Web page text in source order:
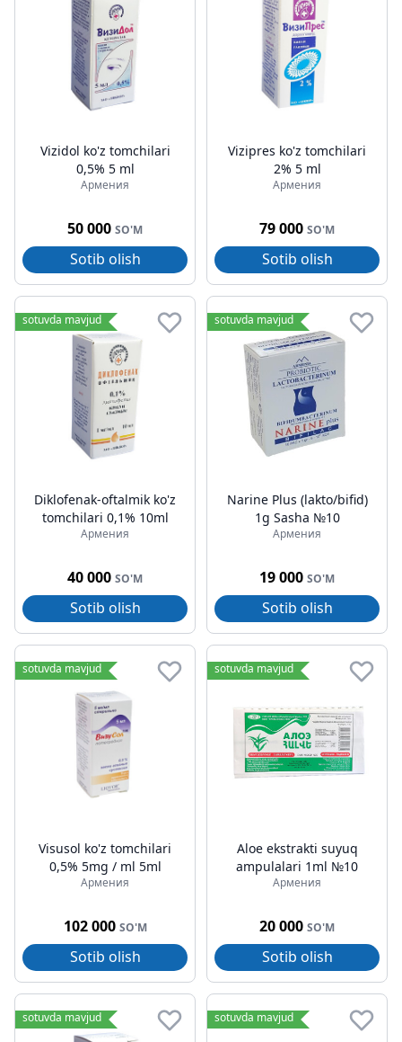
Vizidol ko'z tomchilari
0,5% 5 ml
Армения
50 000 SO'M
Sotib olish
Vizipres ko'z tomchilari
2% 5 ml
Армения
79 000 SO'M
Sotib olish
sotuvda mavjud
Diklofenak-oftalmik ko'z
tomchilari 0,1% 10ml
Армения
40 000 SO'M
Sotib olish
sotuvda mavjud
Narine Plus (lakto/bifid)
1g Sasha №10
Армения
19 000 SO'M
Sotib olish
sotuvda mavjud
Visusol ko'z tomchilari
0,5% 5mg / ml 5ml
Армения
102 000 SO'M
Sotib olish
sotuvda mavjud
Aloe ekstrakti suyuq
ampulalari 1ml №10
Армения
20 000 SO'M
Sotib olish
sotuvda mavjud sotuvda mavjud